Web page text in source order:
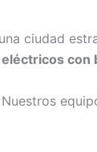
ciudad
con
Nuestros